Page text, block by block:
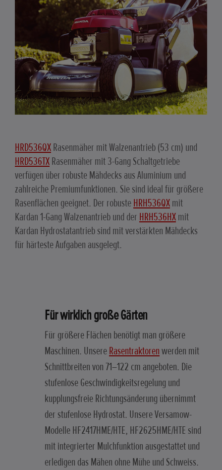
HRD536QXRasenmäher mit Walzenantrieb (53 cm) und
HRD536TXRasenmäher mit 3-Gang Schaltgetriebe
verfügen über robuste Mähdecks aus Aluminium und
zahlreiche Premiumfunktionen. Sie sind ideal für größere
Rasenflächen geeignet. Der robusteHRH536QXmit
Kardan 1-Gang Walzenantrieb und der HRH536HXmit
Kardan Hydrostatantrieb sind mit verstärkten Mähdecks
für härteste Aufgaben ausgelegt.
Für wirklich große Gärten
Für größere Flächen benötigt man größere
Maschinen. UnsereRasentraktorenwerden mit
Schnittbreiten von 71–122 cm angeboten. Die
stufenlose Geschwindigkeitsregelung und
kupplungsfreie Richtungsänderung übernimmt
der stufenlose Hydrostat. Unsere Versamow-
Modelle HF2417HME/HTE, HF2625HME/HTE sind
mit integrierter Mulchfunktion ausgestattet und
erledigen das Mähen ohne Mühe und Schweiss.